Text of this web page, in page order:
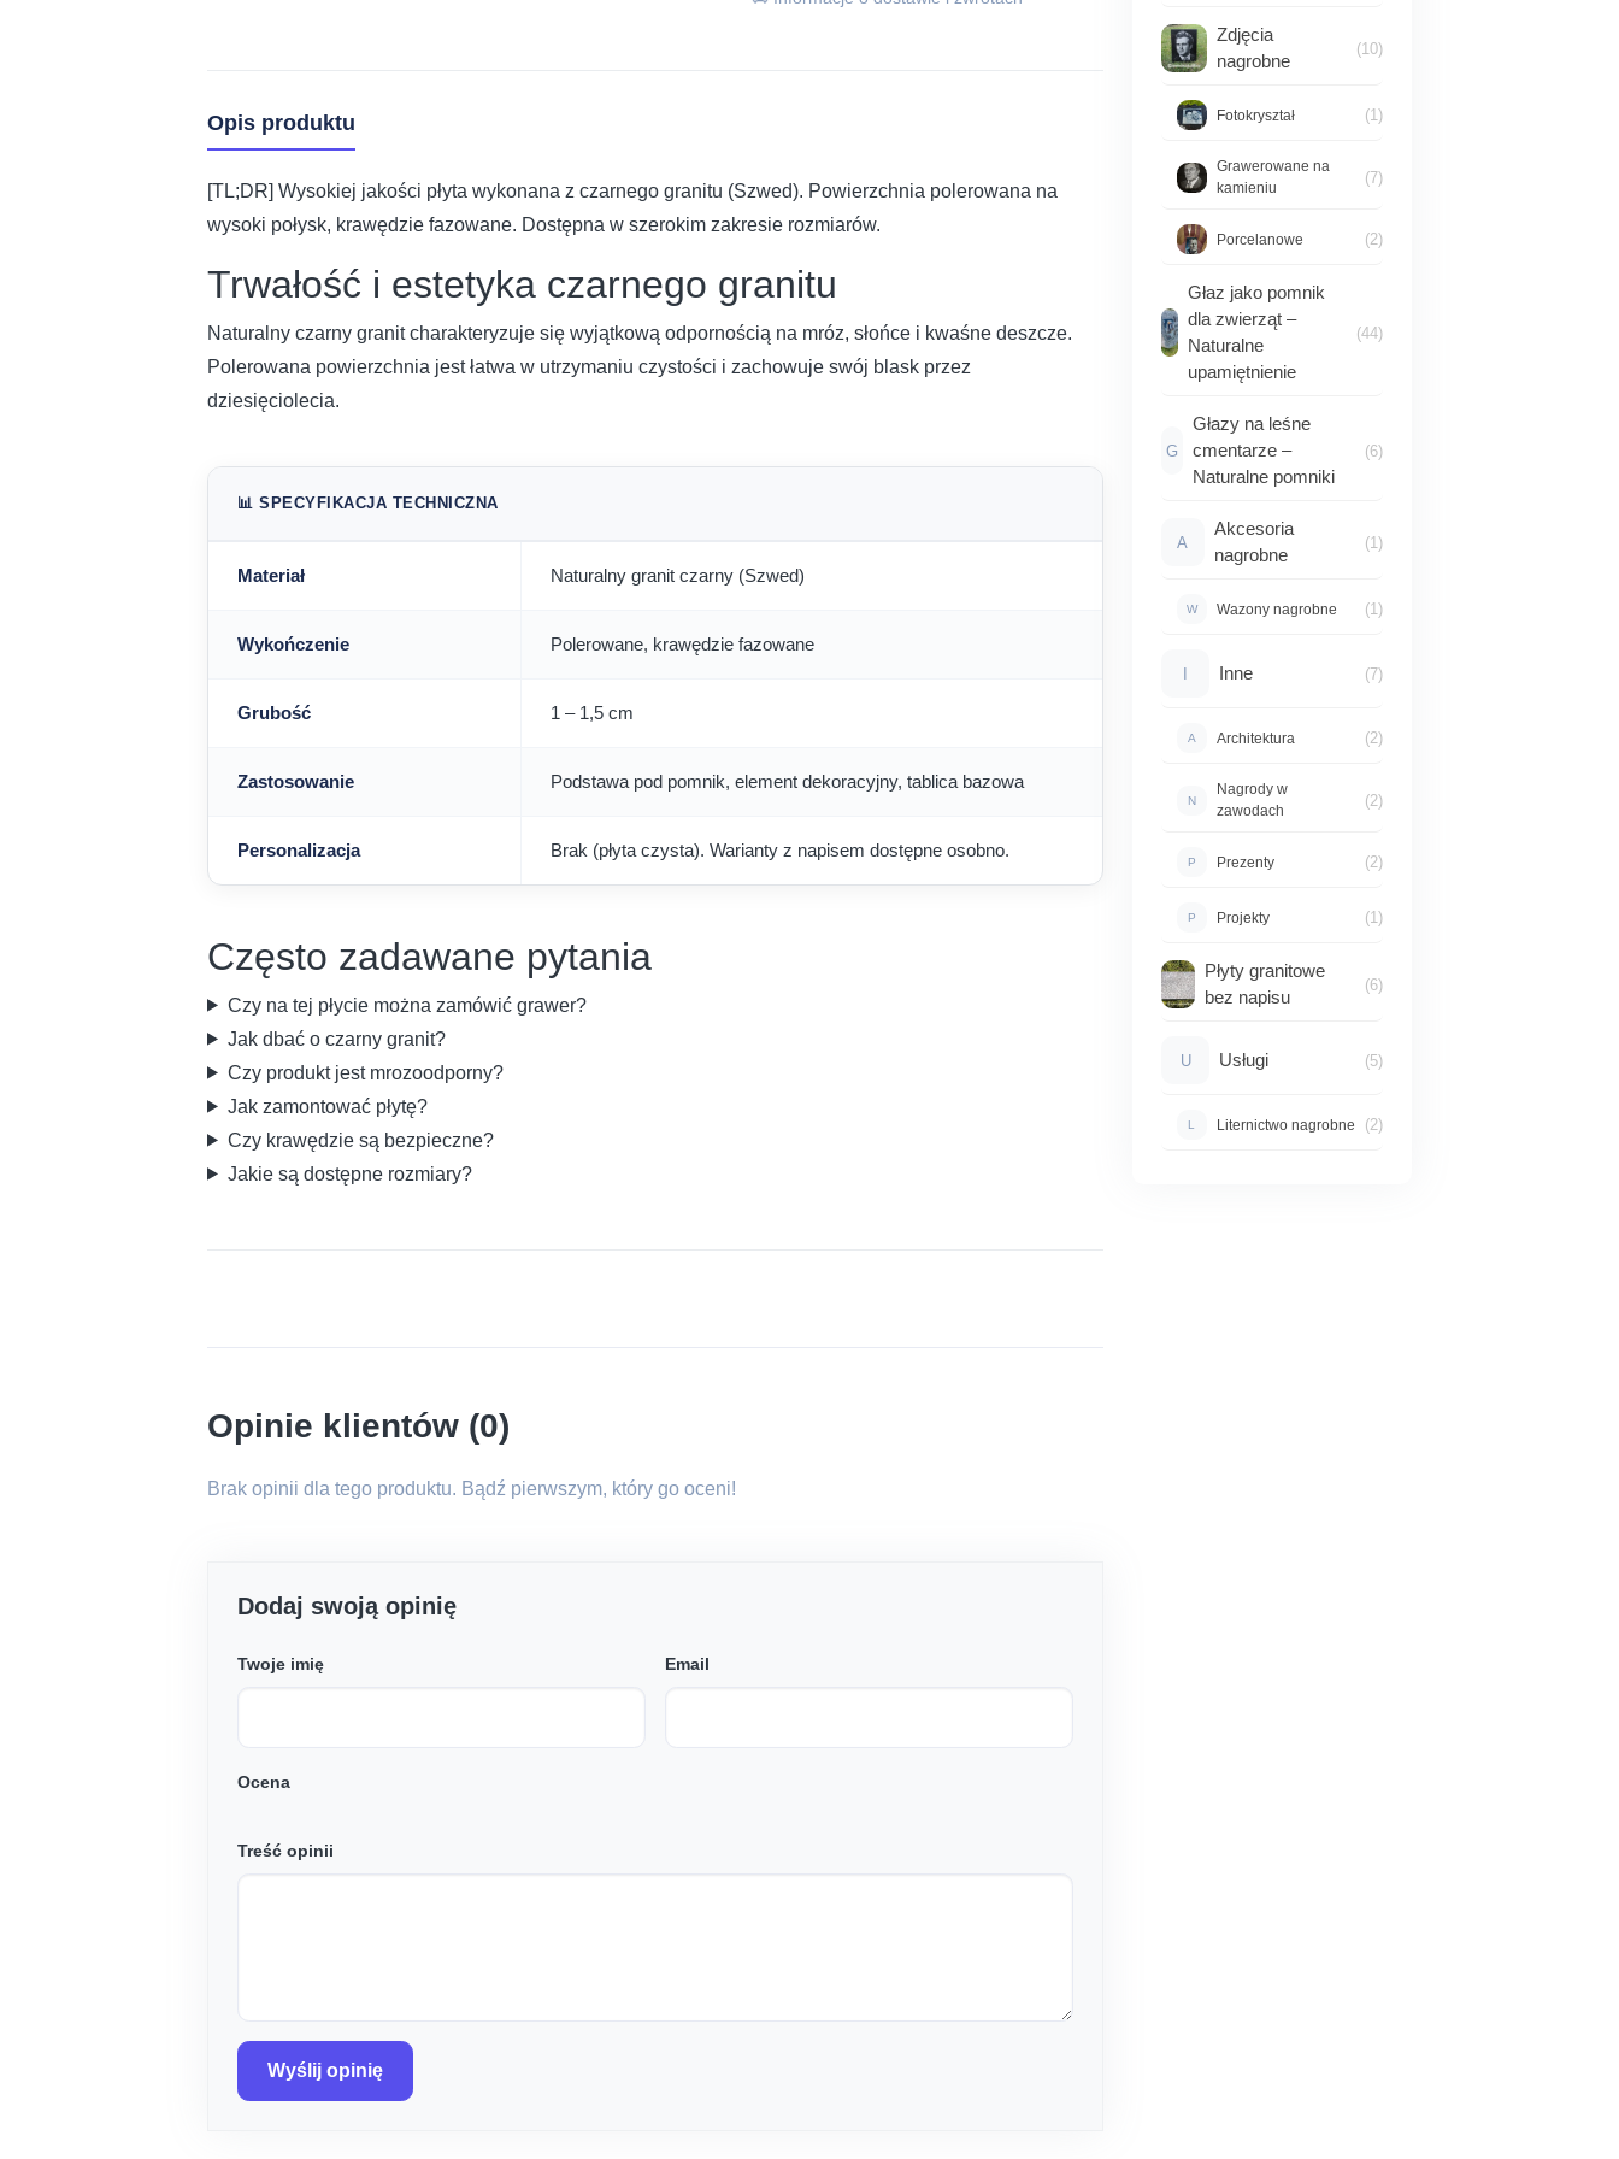
Opis produktu
[TL;DR] Wysokiej jakości płyta wykonana z czarnego granitu (Szwed). Powierzchnia polerowana na
wysoki połysk, krawędzie fazowane. Dostępna w szerokim zakresie rozmiarów.
Trwałość i estetyka czarnego granitu
Naturalny czarny granit charakteryzuje się wyjątkową odpornością na mróz, słońce i kwaśne deszcze.
Polerowana powierzchnia jest łatwa w utrzymaniu czystości i zachowuje swój blask przez
dziesięciolecia.
📊 SPECYFIKACJA TECHNICZNA
Materiał Naturalny granit czarny (Szwed)
Wykończenie Polerowane, krawędzie fazowane
Grubość 1 – 1,5 cm
Zastosowanie Podstawa pod pomnik, element dekoracyjny, tablica bazowa
Personalizacja Brak (płyta czysta). Warianty z napisem dostępne osobno.
Często zadawane pytania
Czy na tej płycie można zamówić grawer?
Jak dbać o czarny granit?
Czy produkt jest mrozoodporny?
Jak zamontować płytę?
Czy krawędzie są bezpieczne?
Jakie są dostępne rozmiary?
Opinie klientów (0)
Brak opinii dla tego produktu. Bądź pierwszym, który go oceni!
Dodaj swoją opinię
Twoje imię Email
Ocena
Treść opinii
Wyślij opinię
Zdjęcia
nagrobne
(10)
Fotokryształ (1)
Grawerowane na
kamieniu
(7)
Porcelanowe (2)
Głaz jako pomnik
dla zwierząt –
Naturalne
upamiętnienie
(44)
G
Głazy na leśne
cmentarze –
Naturalne pomniki
(6)
A
Akcesoria
nagrobne
(1)
W Wazony nagrobne (1)
I Inne (7)
A Architektura (2)
N
Nagrody w
zawodach
(2)
P Prezenty (2)
P Projekty (1)
Płyty granitowe
bez napisu
(6)
U Usługi (5)
L Liternictwo nagrobne (2)